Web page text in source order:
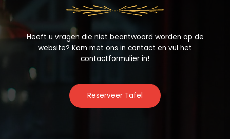
Heeft u vragen die niet beantwoord worden op de
website? Kom met ons in contact en vul het
contactformulier in!
Reserveer Tafel